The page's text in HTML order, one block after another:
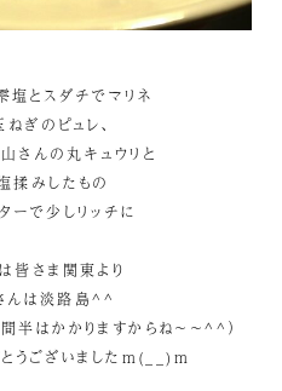
塩とスダチでマリネ
ぎのピュレ、
さんの丸キュウリと
揉みしたもの
ーで少しリッチに
皆さま関東より
んは淡路島^^
半はかかりますからね～～^^）
うございましたm(__)m